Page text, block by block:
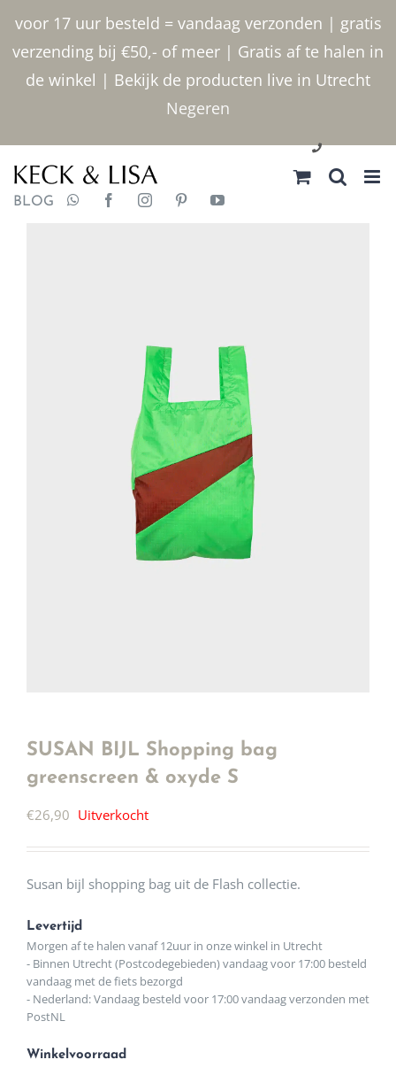
voor 17 uur besteld = vandaag verzonden | gratis
verzending bij €50,- of meer | Gratis af te halen in
de winkel | Bekijk de producten live in Utrecht
Negeren
inhoud
030 2400000
BLOG
SUSAN BIJL Shopping bag
greenscreen & oxyde S
€26,90 Uitverkocht
Susan bijl shopping bag uit de Flash collectie.
Levertijd
Morgen af te halen vanaf 12uur in onze winkel in Utrecht
- Binnen Utrecht (Postcodegebieden) vandaag voor 17:00 besteld
vandaag met de fiets bezorgd
- Nederland: Vandaag besteld voor 17:00 vandaag verzonden met
PostNL
Winkelvoorraad